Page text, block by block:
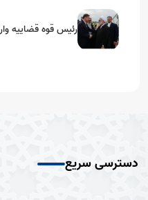
رئیس قوه قضاییه
دسترسی سریع